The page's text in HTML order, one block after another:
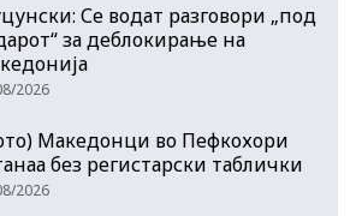
Се водат разговори „под
за деблокирање на
2026
Македонци во Пефкохори
без регистарски таблички
2026